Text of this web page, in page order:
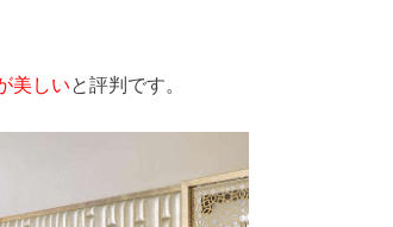
美しいと評判です。